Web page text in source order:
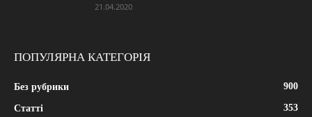
21.04.2020
ПОПУЛЯРНА КАТЕГОРІЯ
Без рубрики 900
Статті 353